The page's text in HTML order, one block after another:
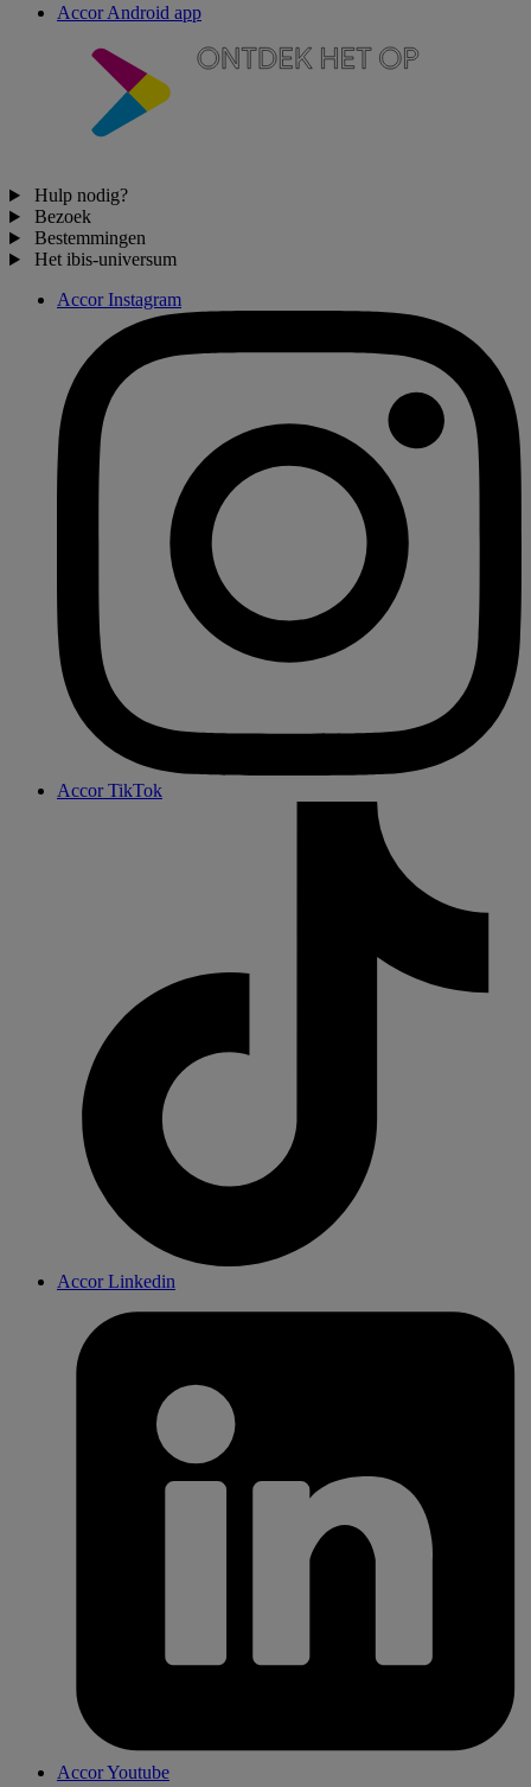
Accor Android app
Hulp nodig?
Bezoek
Bestemmingen
Het ibis-universum
Accor Instagram
Accor TikTok
Accor Linkedin
Accor Youtube